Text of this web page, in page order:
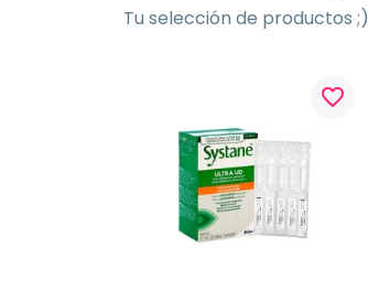
Tu selección de productos ;)
favorite_border